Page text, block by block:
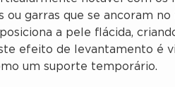
ou garras que se ancoram
a pele flácida,
efeito de levantamento é
um suporte temporário.